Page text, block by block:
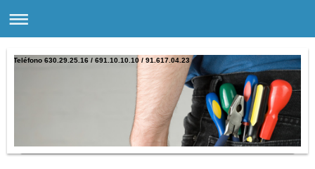
Teléfono 630.29.25.16 / 691.10.10.10 / 91.617.04.23